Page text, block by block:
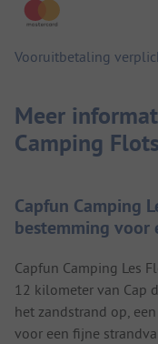
Vooruitbetaling
Meer
Camping
Capfun Camping
bestemming voor
Capfun Camping Les
12 kilometer van Cap
het zandstrand op,
voor een fijne